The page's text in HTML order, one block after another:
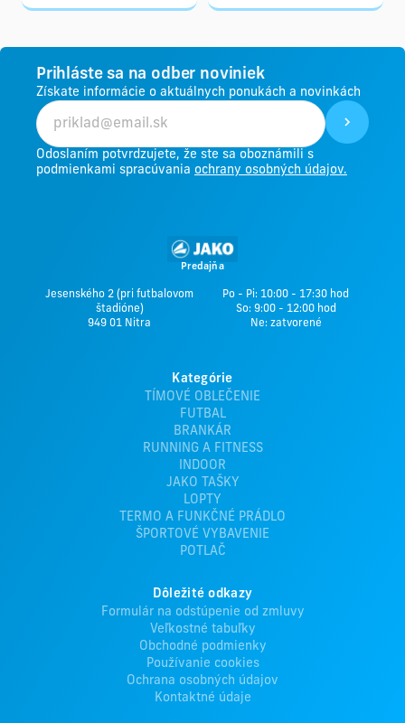
Prihláste sa na odber noviniek
Získate informácie o aktuálnych ponukách a novinkách
Odoslaním potvrdzujete, že ste sa oboznámili s
podmienkami spracúvania ochrany osobných údajov.
Predajňa
Jesenského 2 (pri futbalovom
štadióne)
949 01 Nitra
Po - Pi: 10:00 - 17:30 hod
So: 9:00 - 12:00 hod
Ne: zatvorené
Kategórie
TÍMOVÉ OBLEČENIE
FUTBAL
BRANKÁR
RUNNING A FITNESS
INDOOR
JAKO TAŠKY
LOPTY
TERMO A FUNKČNÉ PRÁDLO
ŠPORTOVÉ VYBAVENIE
POTLAČ
Dôležité odkazy
Formulár na odstúpenie od zmluvy
Veľkostné tabuľky
Obchodné podmienky
Používanie cookies
Ochrana osobných údajov
Kontaktné údaje